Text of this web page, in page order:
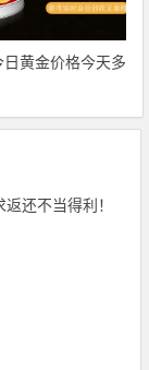
黄金价格今天多
还不当得利！